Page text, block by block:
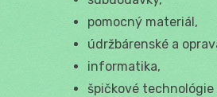
pomocný materiál,
údržbárenské a
informatika,
špičkové technológie